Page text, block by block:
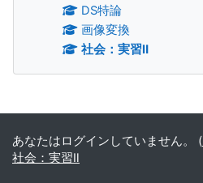
DS特論
画像変換
社会：実習Ⅱ
補助ブロック
あなたはログインしていません。 (
社会：実習Ⅱ